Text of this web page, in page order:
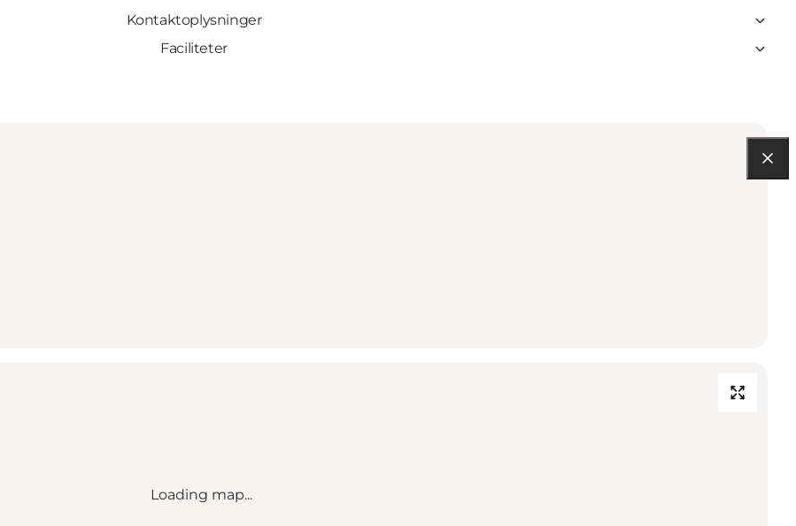
Kontaktoplysninger
Faciliteter
Loading map...